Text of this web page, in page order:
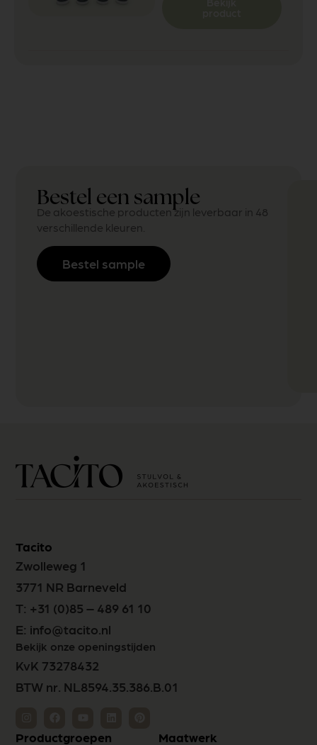
Bestel een sample
De akoestische producten zijn leverbaar in 48
verschillende kleuren.
Bestel sample
Tacito
Zwolleweg 1
3771 NR Barneveld
T: +31 (0)85 – 489 61 10
E: info@tacito.nl
Bekijk onze openingstijden
KvK 73278432
BTW nr. NL8594.35.386.B.01
Productgroepen Maatwerk